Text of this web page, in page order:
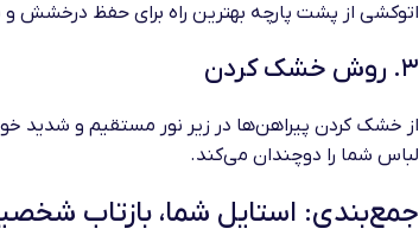
اتوکشی از پشت پارچه بهترین راه برای حفظ درخشش
۳. روش خشک کردن
از خشک کردن پیراهن‌ها در زیر نور مستقیم و شدید
لباس شما را دوچندان می‌کند.
جمع‌بندی: استایل شما، بازتاب